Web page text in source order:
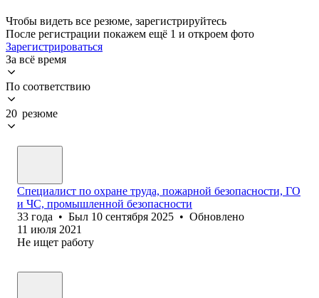
Чтобы видеть все резюме, зарегистрируйтесь
После регистрации покажем ещё 1 и откроем фото
Зарегистрироваться
За всё время
По соответствию
20 резюме
Специалист по охране труда, пожарной безопасности, ГО
и ЧС, промышленной безопасности
33 года • Был 10 сентября 2025 • Обновлено
11 июля 2021
Не ищет работу